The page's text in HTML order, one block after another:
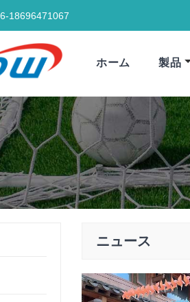
18696471067
ホーム 製品
ニュース